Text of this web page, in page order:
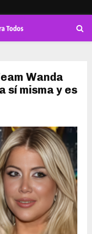
Wanda
sí misma y es